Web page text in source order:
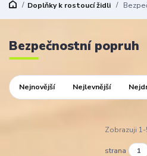
Doplňky k rostoucí židli
Bezpečnostní popruh
Nejnovější Nejlevnější
Zobrazuji 1-
strana